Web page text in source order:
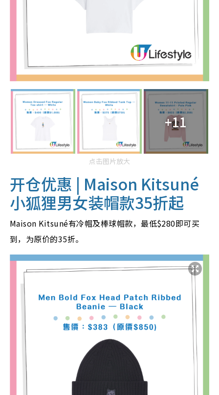
+11
点击图片放大
开仓优惠 | Maison Kitsuné
小狐狸男女装帽款35折起
Maison Kitsuné有冷帽及棒球帽款，最低$280即可买
到，为原价的35折。